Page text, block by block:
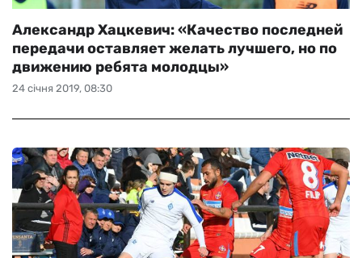
24 січня 2019, 08:30
Александр Хацкевич: «Качество последней
передачи оставляет желать лучшего, но по
движению ребята молодцы»